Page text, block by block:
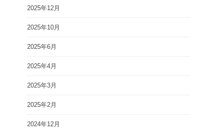
2025年12月
2025年10月
2025年6月
2025年4月
2025年3月
2025年2月
2024年12月